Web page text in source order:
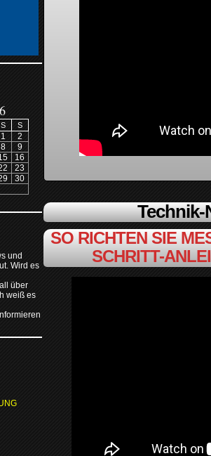
S S
1
2
8
9
16
23
30
und
Wird es
über
weiß es
SO RICHTEN SIE
SCHRITT-